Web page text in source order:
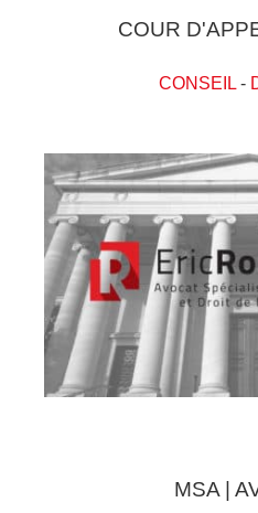
COUR
CONSEIL-
MSA |